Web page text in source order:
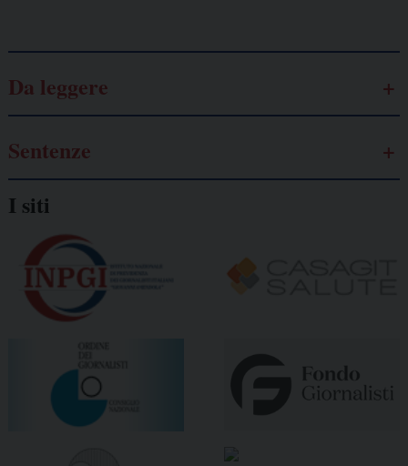
Da leggere
Sentenze
I siti